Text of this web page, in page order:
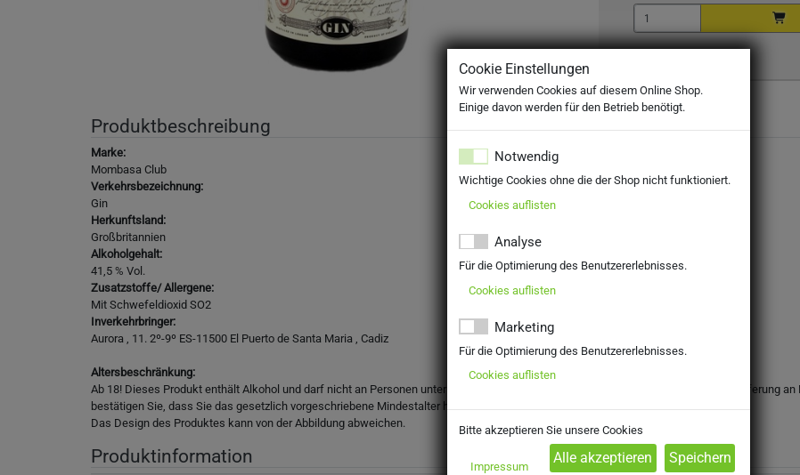
Produktbeschreibung
Marke:
Mombasa Club
Verkehrsbezeichnung:
Gin
Herkunftsland:
‎Großbritannien
Alkoholgehalt:
‎41,5 % Vol.
Zusatzstoffe/ Allergene:
Mit Schwefeldioxid SO2
Inverkehrbringer:
‎Aurora , 11. 2º-9º ES-11500 El Puerto de Santa Maria , Cadiz
Altersbeschränkung:
Ab 18! Dieses Produkt enthält Alkohol und darf nicht an Personen unter dem gesetzlichen Mindestalter abgegeben werden. Eine Lieferung
bestätigen Sie, dass Sie das gesetzlich vorgeschriebene Mindestalter haben.
Das Design des Produktes kann von der Abbildung abweichen.
Produktinformation
Cookie Einstellungen
Wir verwenden Cookies auf diesem Online Shop.
Einige davon werden für den Betrieb benötigt.
Notwendig
Wichtige Cookies ohne die der Shop nicht funktioniert.
Cookies auflisten
Analyse
Für die Optimierung des Benutzererlebnisses.
Cookies auflisten
Marketing
Für die Optimierung des Benutzererlebnisses.
Cookies auflisten
Bitte akzeptieren Sie unsere Cookies
Impressum